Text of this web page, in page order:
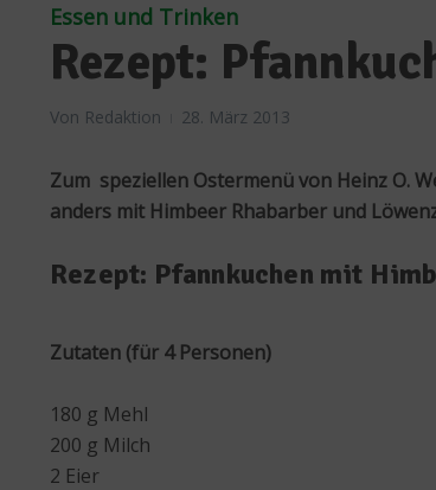
Essen und Trinken
Rezept:
Von Redaktion 28. März 2013
Zum speziellen Ostermenü von Heinz O.
anders mit Himbeer Rhabarber und
Rezept: Pfannkuchen mit
Zutaten (für 4 Personen)
180 g Mehl
200 g Milch
2 Eier